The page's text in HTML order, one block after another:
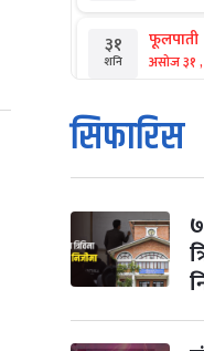
३१
शनि
फूलपाती
असोज ३१
१
आइत
कार्तिक
कार्तिक १,
मंगल कार्तिक ३,
४
कार्तिक
सिफारिस